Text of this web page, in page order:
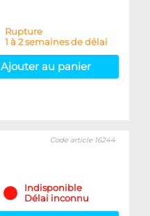
Rupture
1 à 2 semaines de délai
Ajouter au panier
Code article 16244
Indisponible
Délai inconnu